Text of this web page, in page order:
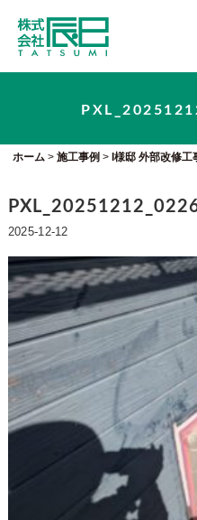
ホーム> 施工事例 > I様邸 外部改修工
2025-12-12